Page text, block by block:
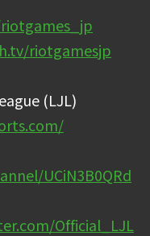
riotgamesjp
(LJL)
UCiN3B0QRd
Official_LJL